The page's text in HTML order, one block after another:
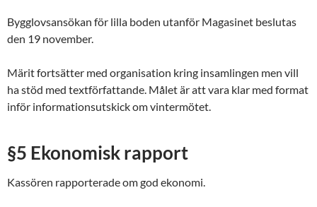
Bygglovsansökan för lilla boden utanför Magasinet beslutas
den 19 november.
Märit fortsätter med organisation kring insamlingen men vill
ha stöd med textförfattande. Målet är att vara klar med format
inför informationsutskick om vintermötet.
§5 Ekonomisk rapport
Kassören rapporterade om god ekonomi.